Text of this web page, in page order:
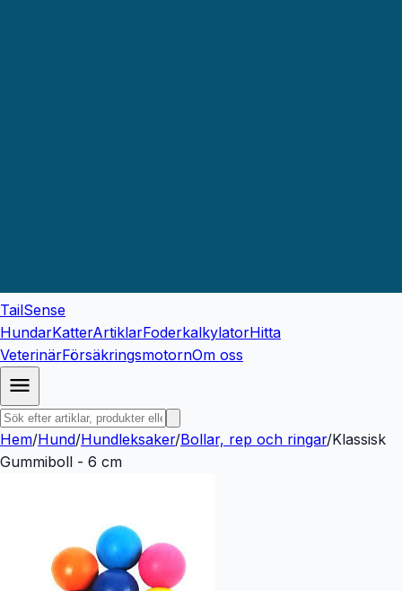
TailSense
HundarKatterArtiklarFoderkalkylatorHitta
VeterinärFörsäkringsmotornOm oss
Hem/Hund/Hundleksaker/Bollar, rep och ringar/Klassisk
Gummiboll - 6 cm